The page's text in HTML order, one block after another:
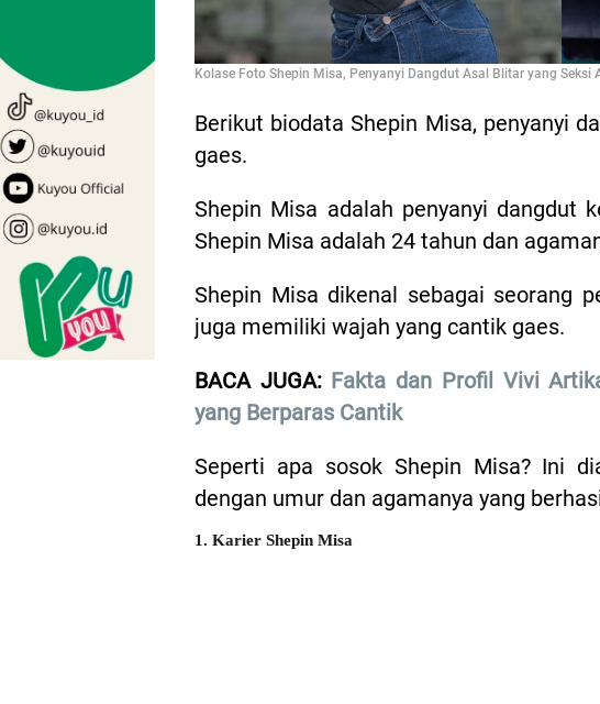
Kolase Foto Shepin Misa, Penyanyi Dangdut Asal Blitar yang Seksi
Berikut biodata Shepin Misa, penyanyi
gaes.
Shepin Misa adalah penyanyi dangdut
Shepin Misa adalah 24 tahun dan
Shepin Misa dikenal sebagai seorang
juga memiliki wajah yang cantik gaes.
BACA JUGA: Fakta dan Profil Vivi
yang Berparas Cantik
Seperti apa sosok Shepin Misa? Ini
dengan umur dan agamanya yang
1. Karier Shepin Misa